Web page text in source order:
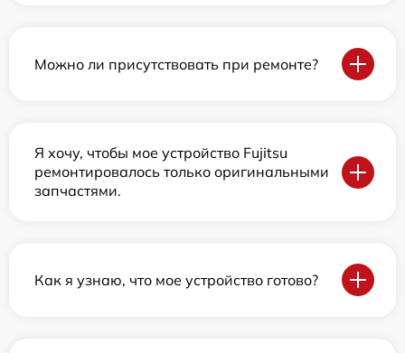
Можно ли присутствовать при ремонте?
Я хочу, чтобы мое устройство Fujitsu
ремонтировалось только оригинальными
запчастями.
Как я узнаю, что мое устройство готово?